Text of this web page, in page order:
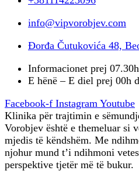
info@vipvorobjev.com
Đorđa Čutukovića 48,
Informacionet prej
E hënë – E diel prej 00h
Facebook-f Instagram Youtube
Klinika për trajtimin e
Vorobjev është e themeluar si
mjedis të këndshëm. Me
njohur mund t’i ndihmoni
perspektive tjetër më të bukur.